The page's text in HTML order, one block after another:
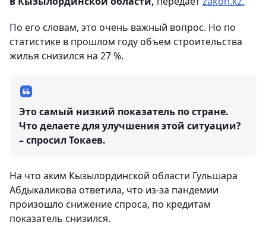
По его словам, это очень важный вопрос. Но по
статистике в прошлом году объем строительства
жилья снизился на 27 %.
Это самый низкий показатель по стране.
Что делаете для улучшения этой ситуации?
– спросил Токаев.
На что аким Кызылординской области Гульшара
Абдыкаликова ответила, что из-за пандемии
произошло снижение спроса, по кредитам
показатель снизился.